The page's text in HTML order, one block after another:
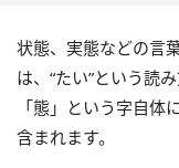
状態、実態などの言
は、“たい”という読
「態」という字自体
含まれます。